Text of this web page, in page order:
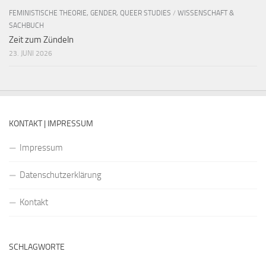
FEMINISTISCHE THEORIE, GENDER, QUEER STUDIES / WISSENSCHAFT &
SACHBUCH
Zeit zum Zündeln
23. JUNI 2026
KONTAKT | IMPRESSUM
Impressum
Datenschutzerklärung
Kontakt
SCHLAGWORTE